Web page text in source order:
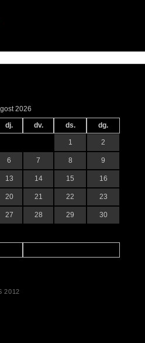
2026
dj. dv. ds. dg.
1 2
6 7 8 9
13 14 15 16
20 21 22 23
27 28 29 30
2012